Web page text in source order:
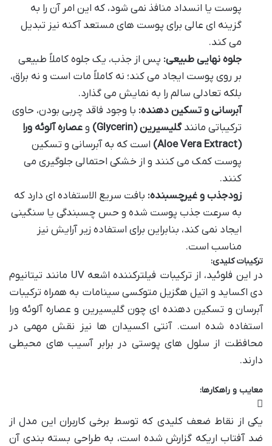
پوست یا انسداد منافذ نمی شود، که این امر آن را به
گزینه ای عالی برای پوست های مستعد آکنه نیز تبدیل
می کند.
جلوه نهایی طبیعی: پس از جذب، یک جلوه کاملاً طبیعی
بر روی پوست ایجاد می کند؛ نه کاملاً مات است و نه براق،
بلکه تعادلی سالم را به نمایش می گذارد.
آبرسانی و تسکین دهنده: با وجود فاقد چربی بودن، حاوی
ترکیباتی مانندگلیسیرین (Glycerin) وعصاره آلوئه ورا
(Aloe Vera Extract)
است که به آبرسانی و تسکین
پوست کمک می کنند و از خشکی احتمالی جلوگیری می
کنند.
زودجذب و غیرچسبنده: بافت سریع الاستفاده ای دارد که
به سرعت جذب پوست شده و حس چسبندگی یا سنگینی
ایجاد نمی کند، بنابراین برای استفاده زیر آرایش نیز
مناسب است.
ترکیبات کلیدی:
در این فلوئید، از ترکیبات فیلترکننده اشعه UV مانند تیتانیوم
دی اکساید و اتیل هگزیل متوکسی سینامات به همراه ترکیبات
آبرسان و تسکین دهنده ای چون گلیسیرین و عصاره آلوئه ورا
استفاده شده است. آنتی اکسیدان ها نیز نقش مهمی در
محافظت از سلول های پوستی در برابر آسیب های محیطی
دارند.
معایب و راهکارها:
یکی از نقاط ضعف کلیدی که توسط برخی کاربران این مدل از
ضد آفتاب اریکه گزارش شده است، به طراحی بسته بندی آن